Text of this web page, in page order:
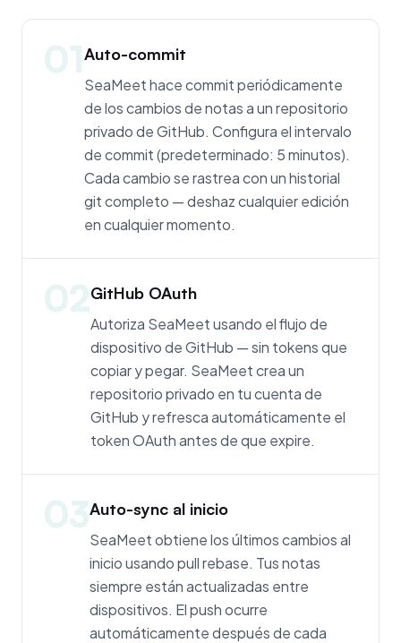
01Auto-commit
SeaMeet hace commit periódicamente
de los cambios de notas a un repositorio
privado de GitHub. Configura el intervalo
de commit (predeterminado: 5 minutos).
Cada cambio se rastrea con un historial
git completo — deshaz cualquier edición
en cualquier momento.
02GitHub OAuth
Autoriza SeaMeet usando el flujo de
dispositivo de GitHub — sin tokens que
copiar y pegar. SeaMeet crea un
repositorio privado en tu cuenta de
GitHub y refresca automáticamente el
token OAuth antes de que expire.
03Auto-sync al inicio
SeaMeet obtiene los últimos cambios al
inicio usando pull rebase. Tus notas
siempre están actualizadas entre
dispositivos. El push ocurre
automáticamente después de cada